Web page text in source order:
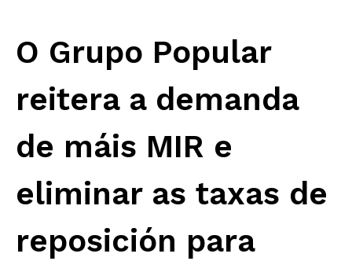
O Grupo Popular
reitera a demanda
de máis MIR e
eliminar as taxas de
reposición para